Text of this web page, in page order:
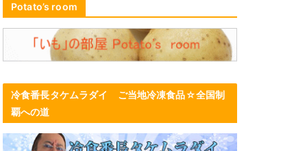
Potato’s room
冷食番長タケムラダイ ご当地冷凍食品☆全国制
覇への道